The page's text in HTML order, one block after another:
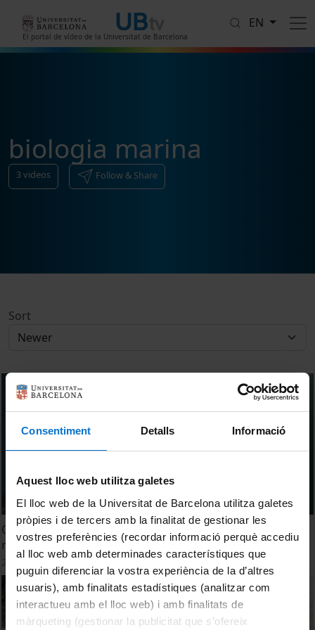
Consentiment Detalls Informació
Aquest lloc web utilitza galetes
El lloc web de la Universitat de Barcelona utilitza galetes
pròpies i de tercers amb la finalitat de gestionar les
vostres preferències (recordar informació perquè accediu
al lloc web amb determinades característiques que
puguin diferenciar la vostra experiència de la d’altres
usuaris), amb finalitats estadístiques (analitzar com
interactueu amb el lloc web) i amb finalitats de
màrqueting (gestionar la publicitat que s’ofereix
El portal de vídeo de la Universitat de Barcelona
EN
biologia marina
3videos Follow & Share
Sort
Quins processos permeten que les espècies invasores
marines s’adaptin a ambients nous?